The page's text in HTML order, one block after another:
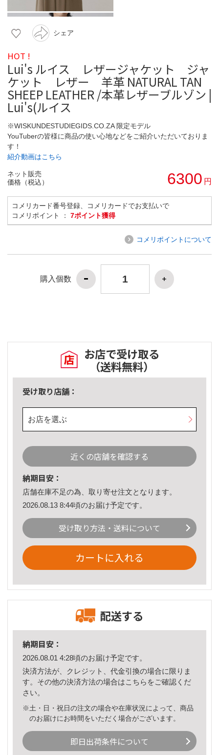
シェア
HOT !
Lui's ルイス レザージャケット ジャ
ケット レザー 羊革 NATURAL TAN
SHEEP LEATHER /本革レザーブルゾン |
Lui's(ルイス
※WISKUNDESTUDIEGIDS.CO.ZA 限定モデル
YouTuberの皆様に商品の使い心地などをご紹介いただいておりま
す！
紹介動画はこちら
ネット販売
価格（税込）
6300 円
コメリカード番号登録、コメリカードでお支払いで
コメリポイント ： 7ポイント獲得
コメリポイントについて
購入個数
お店で受け取る
（送料無料）
受け取り店舗：
お店を選ぶ
近くの店舗を確認する
納期目安：
店舗在庫不足の為、取り寄せ注文となります。
2026.08.13 8:44頃のお届け予定です。
受け取り方法・送料について
カートに入れる
配送する
納期目安：
2026.08.01 4:28頃のお届け予定です。
決済方法が、クレジット、代金引換の場合に限りま
す。その他の決済方法の場合はこちら をご確認くだ
さい。
※土・日・祝日の注文の場合や在庫状況によって、商品
のお届けにお時間をいただく場合がございます。
即日出荷条件について